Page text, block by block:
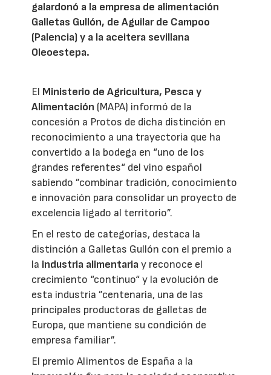
galardonó a la empresa de alimentación
Galletas Gullón, de Aguilar de Campoo
(Palencia) y a la aceitera sevillana
Oleoestepa.
El Ministerio de Agricultura, Pesca y
Alimentación (MAPA) informó de la
concesión a Protos de dicha distinción en
reconocimiento a una trayectoria que ha
convertido a la bodega en “uno de los
grandes referentes“ del vino español
sabiendo ”combinar tradición, conocimiento
e innovación para consolidar un proyecto de
excelencia ligado al territorio”.
En el resto de categorías, destaca la
distinción a Galletas Gullón con el premio a
la industria alimentariay reconoce el
crecimiento “continuo“ y la evolución de
esta industria ”centenaria, una de las
principales productoras de galletas de
Europa, que mantiene su condición de
empresa familiar”.
El premio Alimentos de España a la